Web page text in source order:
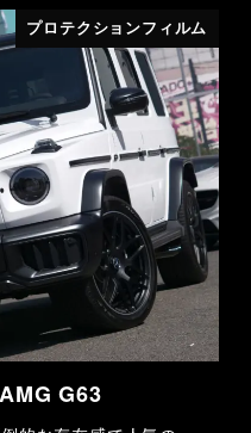
プロテクションフィルム
G63